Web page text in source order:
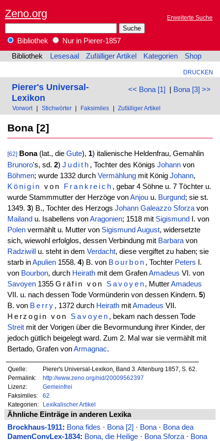
Zeno.org Erweiterte Suche
Bibliothek
Nur in Pierer-1857
Bibliothek
Lesesaal Zufälliger Artikel Kategorien Shop
DRUCKEN
<< Bona [1] | Bona [3] >>
Pierer's Universal-
Lexikon
Vorwort Stichwörter Faksimiles Zufälliger Artikel
Bona [2]
[62] Bona(lat., die Gute), 1) italienische Heldenfrau, Gemahlin
Brunoro's, sd. 2) Judith , Tochter des KönigsJohann von
Böhmen; wurde 1332 durch Vermählungmit König Johann,
Königin
von Frankreich , gebar 4 Söhne u. 7 Töchter u.
wurde Stammmutter der Herzöge vonAnjouu. Burgund; sie st.
1349. 3) B., Tochter des Herzogs Johann Galeazzo Sforzavon
Mailand u. Isabellens vonAragonien; 1518 mit Sigismund
I. von
Polenvermählt u. Mutter von Sigismund August, widersetzte
sich, wiewohl erfolglos, dessen Verbindung mit Barbaravon
Radziwill
u. steht in dem Verdacht, diese vergiftet zu haben; sie
starb inApulien1558. 4) B. von Bourbon , Tochter Peters I.
von Bourbon, durch Heirathmit dem GrafenAmadeus VI. von
Savoyen1355 Gräfin von Savoyen, MutterAmadeus
VII. u. nach dessen Tode Vormünderin von dessen Kindern. 5)
B. von Berry , 1372 durch Heirath mitAmadeus VII.
Herzogin von Savoyen , bekam nach dessen Tode
Streitmit der Vorigen über die Bevormundung ihrer Kinder, der
jedoch gütlich beigelegt ward. Zum 2. Mal war sie vermählt mit
Bertado, Grafen vonArmagnac.
Quelle:
Pierer's Universal-Lexikon, Band 3. Altenburg 1857, S. 62.
Permalink:
http://www.zeno.org/nid/20009562397
Lizenz:
Gemeinfrei
Faksimiles:
62
Kategorien:
Lexikalischer Artikel
Ähnliche Einträge in anderen Lexika
Brockhaus-1911: Bona fides · Bona [2] · Bona· Bona dea
DamenConvLex-1834: Bona, die Heilige· Bona Sforza· Bona